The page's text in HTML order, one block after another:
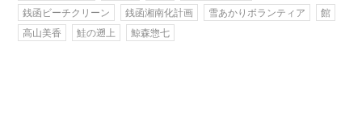
銭函ビーチクリーン
銭函湘南化計画 雪あかりボランティア
館
高山美香
鮭の遡上 鯨森惣七